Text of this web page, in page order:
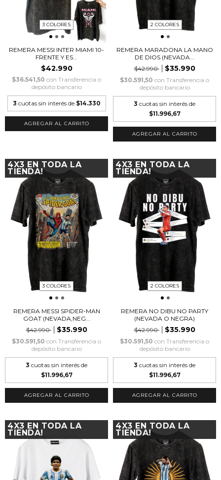
3 COLORES
REMERA MESSI INTER MIAMI 10-
FRENTE Y ES...
$42.990
$36.541,50 con Transferencia o
depósito bancario
3 cuotas sin interés de $14.330
AGREGAR AL CARRITO
2 COLORES
REMERA MARADONA LA MANO
DE DIOS (NEVADA...
$42.990
$35.990
$30.591,50 con Transferencia o
depósito bancario
3 cuotas sin interés de
$11.996,67
AGREGAR AL CARRITO
4X3 EN TODA LA
TIENDA!
3 COLORES
REMERA MESSI SPIDER-MAN
GOAT (NEVADA,NEG...
$42.990
$35.990
$30.591,50 con Transferencia o
depósito bancario
3 cuotas sin interés de
$11.996,67
AGREGAR AL CARRITO
4X3 EN TODA LA
TIENDA!
2 COLORES
REMERA NO DIBU NO PARTY
(NEVADA O NEGRA)
$42.990
$35.990
$30.591,50 con Transferencia o
depósito bancario
3 cuotas sin interés de
$11.996,67
AGREGAR AL CARRITO
4X3 EN TODA LA
TIENDA!
4X3 EN TODA LA
TIENDA!